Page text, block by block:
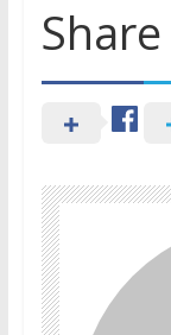
Share